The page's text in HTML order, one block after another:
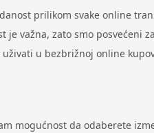
prilikom svake online
je važna, zato smo
u bezbrižnoj online
mogućnost da odaberete